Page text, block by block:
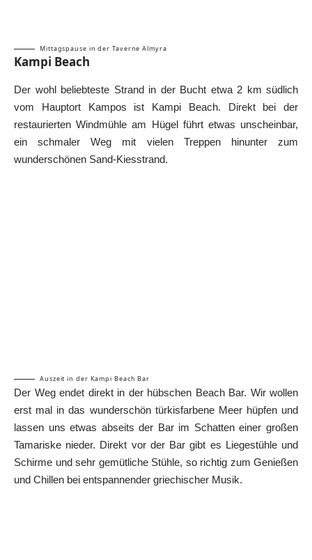
Mittagspause in der Taverne Almyra
Kampi Beach
Der wohl beliebteste Strand in der Bucht etwa 2 km südlich
vom Hauptort Kampos ist Kampi Beach. Direkt bei der
restaurierten Windmühle am Hügel führt etwas unscheinbar,
ein schmaler Weg mit vielen Treppen hinunter zum
wunderschönen Sand-Kiesstrand.
Auszeit in der Kampi Beach Bar
Der Weg endet direkt in der hübschen Beach Bar. Wir wollen
erst mal in das wunderschön türkisfarbene Meer hüpfen und
lassen uns etwas abseits der Bar im Schatten einer großen
Tamariske nieder. Direkt vor der Bar gibt es Liegestühle und
Schirme und sehr gemütliche Stühle, so richtig zum Genießen
und Chillen bei entspannender griechischer Musik.